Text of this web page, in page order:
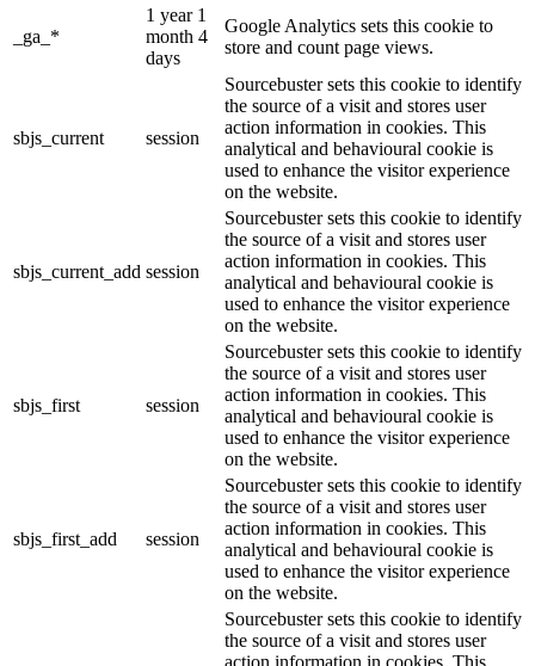
_ga_*
1 year 1
month 4
days
Google Analytics sets this cookie to
store and count page views.
sbjs_current session
Sourcebuster sets this cookie to identify
the source of a visit and stores user
action information in cookies. This
analytical and behavioural cookie is
used to enhance the visitor experience
on the website.
sbjs_current_add session
Sourcebuster sets this cookie to identify
the source of a visit and stores user
action information in cookies. This
analytical and behavioural cookie is
used to enhance the visitor experience
on the website.
sbjs_first session
Sourcebuster sets this cookie to identify
the source of a visit and stores user
action information in cookies. This
analytical and behavioural cookie is
used to enhance the visitor experience
on the website.
sbjs_first_add session
Sourcebuster sets this cookie to identify
the source of a visit and stores user
action information in cookies. This
analytical and behavioural cookie is
used to enhance the visitor experience
on the website.
Sourcebuster sets this cookie to identify
the source of a visit and stores user
action information in cookies. This